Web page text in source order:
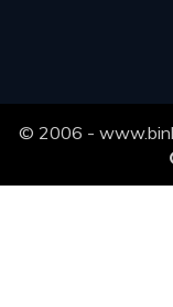
© 2006 -